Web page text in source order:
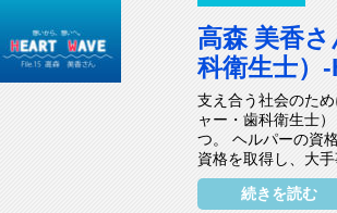
高森 美香
科衛生士）
支え合う社会のた
ャー・歯科衛生士
つ。 ヘルパーの資
資格を取得し、大
続きを読む